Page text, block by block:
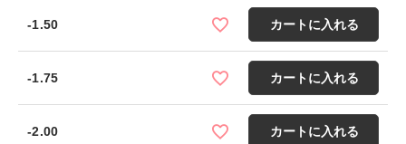
-1.50 カートに入れる
-1.75 カートに入れる
-2.00 カートに入れる